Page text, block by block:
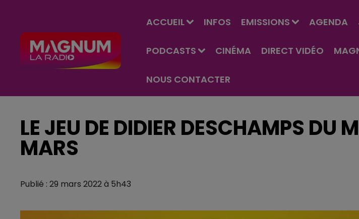
ACCUEIL INFOS EMISSIONS AGENDA
PODCASTS CINÉMA DIRECT VIDÉO
NOUS CONTACTER
LE JEU DE DIDIER DESCHAMPS DU
MARS
Publié : 29 mars 2022 à 5h43